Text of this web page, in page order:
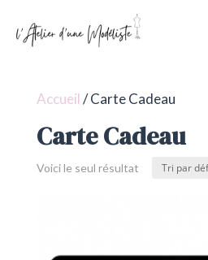
Accueil/ Carte Cadeau
Carte Cadeau
Voici le seul résultat